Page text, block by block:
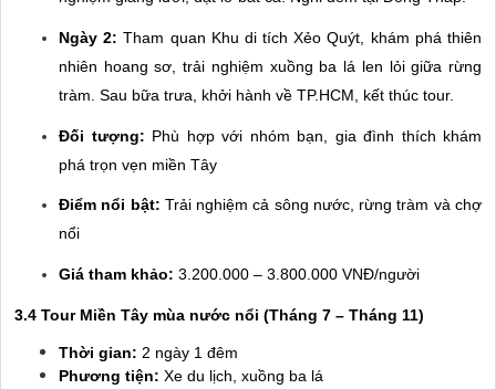
Ngày 2: Tham quan Khu di tích Xẻo Quýt, khám phá thiên
nhiên hoang sơ, trải nghiệm xuồng ba lá len lỏi giữa rừng
tràm. Sau bữa trưa, khởi hành về TP.HCM, kết thúc tour.
Đối tượng: Phù hợp với nhóm bạn, gia đình thích khám
phá trọn vẹn miền Tây
Điểm nổi bật: Trải nghiệm cả sông nước, rừng tràm và chợ
nổi
Giá tham khảo: 3.200.000 – 3.800.000 VNĐ/người
3.4 Tour Miền Tây mùa nước nổi (Tháng 7 – Tháng 11)
Thời gian: 2 ngày 1 đêm
Phương tiện: Xe du lịch, xuồng ba lá